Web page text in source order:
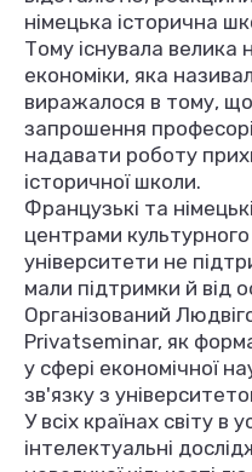
німецька історична
Тому існувала велика
економіки, яка
виражалося в тому, що
запрошення
надавати роботу
історичної школи.
Французькі та
центрами
університети не
мали підтримки й від
Організований
Privatseminar, як
у сфері економічної
зв'язку з
У всіх країнах світу в
інтелектуальні